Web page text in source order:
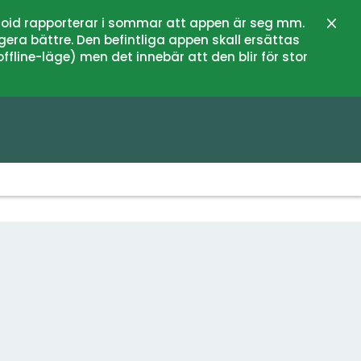
rapporterar i sommar att appen är seg mm.
bättre. Den befintliga appen skall ersättas
läge) men det innebär att den blir för stor